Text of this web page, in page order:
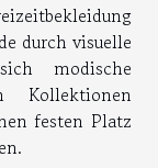
durch visuelle
modische
festen Platz